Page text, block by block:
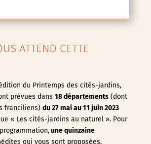
ATTEND CETTE
du Printemps des cités-jardins,
prévues dans 18 départements(dont
franciliens) du 27 mai au 11 juin2023
« Les cités-jardins au naturel ». Pour
une quinzaine
qui vous sont proposées.